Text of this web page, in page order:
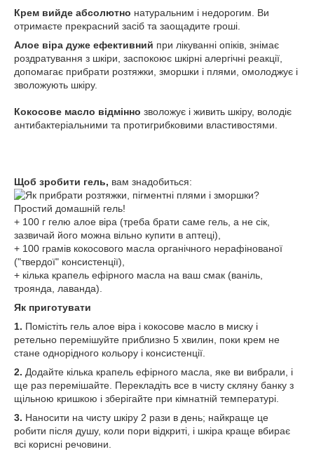
Крем вийде абсолютно натуральним і недорогим. Ви
отримаєте прекрасний засіб та заощадите гроші.
Алое віра дуже ефективний при лікуванні опіків, знімає
роздратування з шкіри, заспокоює шкірні алергічні реакції,
допомагає прибрати розтяжки, зморшки і плями, омолоджує і
зволожують шкіру.
Кокосове масло відмінно зволожує і живить шкіру, володіє
антибактеріальними та протигрибковими властивостями.
Щоб зробити гель, вам знадобиться:
+ 100 г гелю алое віра (треба брати саме гель, а не сік,
зазвичай його можна вільно купити в аптеці),
+ 100 грамів кокосового масла органічного нерафінованої
("твердої" консистенції),
+ кілька крапель ефірного масла на ваш смак (ваніль,
троянда, лаванда).
Як приготувати
1. Помістіть гель алое віра і кокосове масло в миску і
ретельно перемішуйте приблизно 5 хвилин, поки крем не
стане однорідного кольору і консистенції.
2. Додайте кілька крапель ефірного масла, яке ви вибрали, і
ще раз перемішайте. Перекладіть все в чисту скляну банку з
щільною кришкою і зберігайте при кімнатній температурі.
3. Наносити на чисту шкіру 2 рази в день; найкраще це
робити після душу, коли пори відкриті, і шкіра краще вбирає
всі корисні речовини.